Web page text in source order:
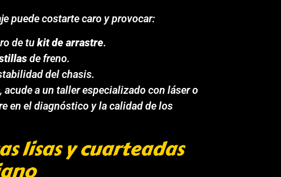
puede costarte caro y provocar:
de tukit de arrastre.
de freno.
del chasis.
, acude a un taller especializado con láser o
en el diagnóstico y la calidad de los
lisas y cuarteadas